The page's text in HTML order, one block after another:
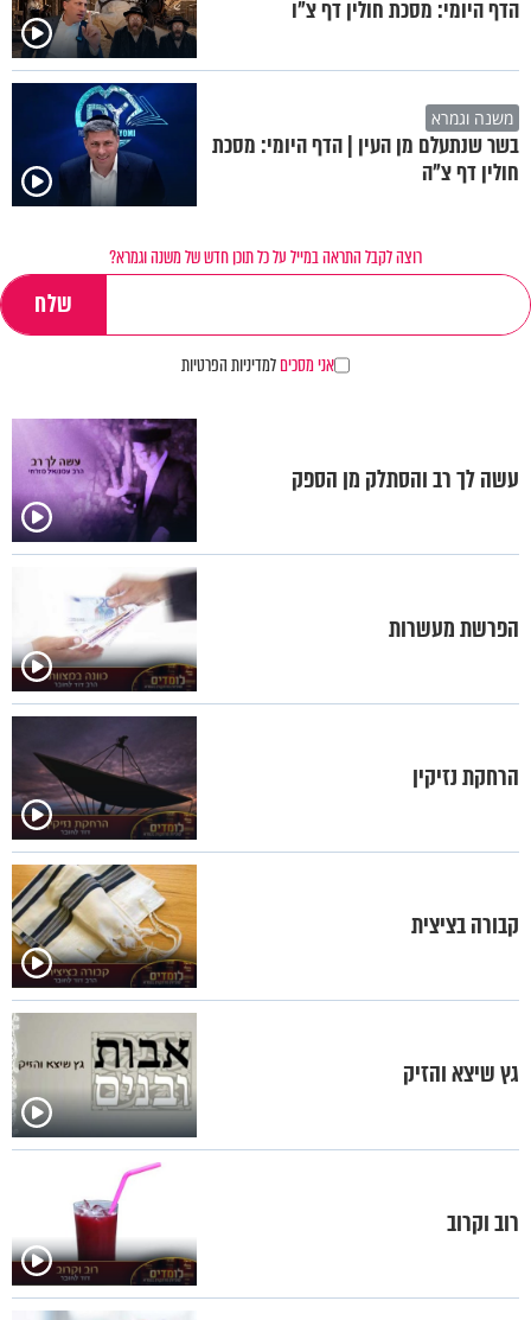
הדף היומי: מסכת חולין דף צ"ו
משנה וגמרא
בשר שנתעלם מן העין | הדף היומי: מסכת
חולין דף צ"ה
רוצה לקבל התראה במייל על כל תוכן חדש של משנה וגמרא?
אני מסכיםלמדיניות הפרטיות
עשה לך רב והסתלק מן הספק
הפרשת מעשרות
הרחקת נזיקין
קבורה בציצית
גץ שיצא והזיק
רוב וקרוב